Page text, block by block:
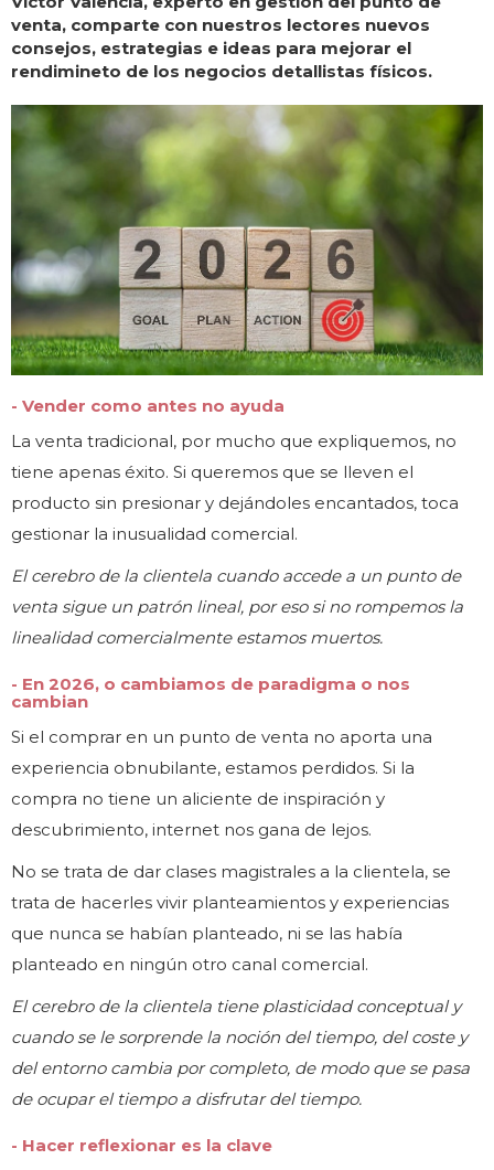
venta, comparte con nuestros lectores nuevos
consejos, estrategias e ideas para mejorar el
rendimineto de los negocios detallistas físicos.
- Vender como antes no ayuda
La venta tradicional, por mucho que expliquemos, no
tiene apenas éxito. Si queremos que se lleven el
producto sin presionar y dejándoles encantados, toca
gestionar la inusualidad comercial.
El cerebro de la clientela cuando accede a un punto de
venta sigue un patrón lineal, por eso si no rompemos la
linealidad comercialmente estamos muertos.
- En 2026, o cambiamos de paradigma o nos
cambian
Si el comprar en un punto de venta no aporta una
experiencia obnubilante, estamos perdidos. Si la
compra no tiene un aliciente de inspiración y
descubrimiento, internet nos gana de lejos.
No se trata de dar clases magistrales a la clientela, se
trata de hacerles vivir planteamientos y experiencias
que nunca se habían planteado, ni se las había
planteado en ningún otro canal comercial.
El cerebro de la clientela tiene plasticidad conceptual y
cuando se le sorprende la noción del tiempo, del coste y
del entorno cambia por completo, de modo que se pasa
de ocupar el tiempo a disfrutar del tiempo.
- Hacer reflexionar es la clave